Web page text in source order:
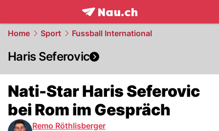
frontpage.NAU.ch
Home Sport Fussball International
Haris Seferovic
Nati-Star Haris Seferovic
bei Rom im Gespräch
Remo Röthlisberger